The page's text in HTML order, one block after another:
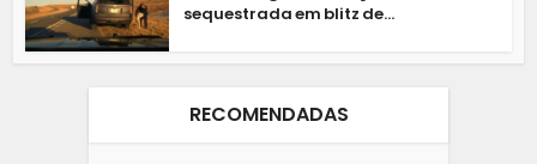
sequestrada em blitz de...
RECOMENDADAS